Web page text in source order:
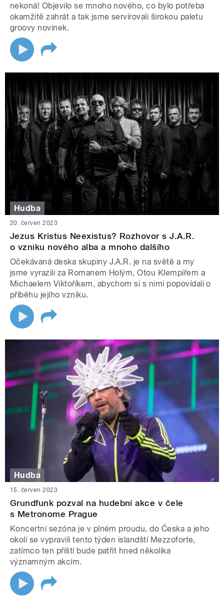
nekoná! Objevilo se mnoho nového, co bylo potřeba
okamžitě zahrát a tak jsme servírovali širokou paletu
groovy novinek.
Hudba
20. červen 2023
Jezus Kristus Neexistus? Rozhovor s J.A.R.
o vzniku nového alba a mnoho dalšího
Očekávaná deska skupiny J.A.R. je na světě a my
jsme vyrazili za Romanem Holým, Otou Klempířem a
Michaelem Viktoříkem, abychom si s nimi popovídali o
příběhu jejího vzniku.
Hudba
15. červen 2023
Grundfunk pozval na hudební akce v čele
s Metronome Prague
Koncertní sezóna je v plném proudu, do Česka a jeho
okolí se vypravili tento týden islandští Mezzoforte,
zatímco ten příští bude patřit hned několika
významným akcím.